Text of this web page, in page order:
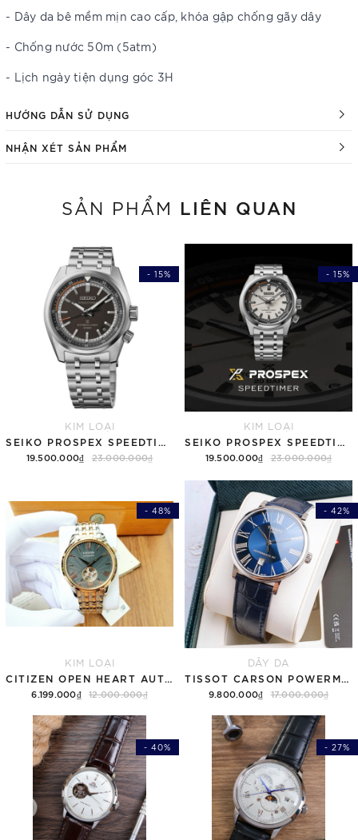
- Dây da bê mềm mịn cao cấp, khóa gập chống gãy dây
- Chống nước 50m (5atm)
- Lịch ngày tiện dụng góc 3H
HƯỚNG DẪN SỬ DỤNG
NHẬN XÉT SẢN PHẨM
SẢN PHẨM LIÊN QUAN
- 15%
KIM LOẠI
19.500.000₫ 23.000.000₫
- 15%
KIM LOẠI
19.500.000₫ 23.000.000₫
- 48%
KIM LOẠI
6.199.000₫ 12.000.000₫
- 42%
DÂY DA
9.800.000₫ 17.000.000₫
- 40% - 27%